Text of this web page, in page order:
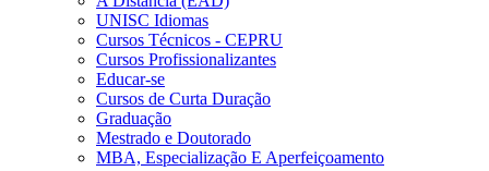
UNISC Idiomas
Cursos Técnicos - CEPRU
Cursos Profissionalizantes
Educar-se
Cursos de Curta Duração
Graduação
Mestrado e Doutorado
MBA, Especialização E Aperfeiçoamento